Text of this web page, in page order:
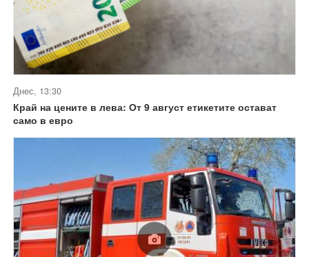
Днес, 13:30
Край на цените в лева: От 9 август етикетите остават
само в евро